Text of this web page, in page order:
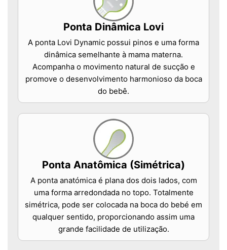
Ponta Dinâmica Lovi
A ponta Lovi Dynamic possui pinos e uma forma
dinâmica semelhante à mama materna.
Acompanha o movimento natural de sucção e
promove o desenvolvimento harmonioso da boca
do bebê.
Ponta Anatômica (Simétrica)
A ponta anatómica é plana dos dois lados, com
uma forma arredondada no topo. Totalmente
simétrica, pode ser colocada na boca do bebé em
qualquer sentido, proporcionando assim uma
grande facilidade de utilização.